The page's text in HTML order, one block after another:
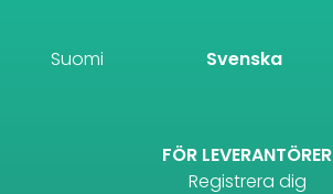
Suomi Svenska
FÖR LEVERANTÖRER
Registrera dig